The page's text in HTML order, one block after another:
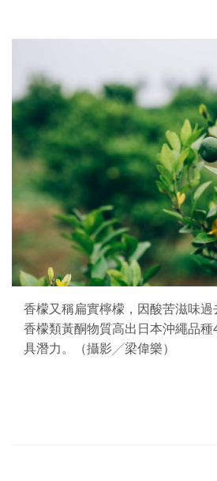
香檬又稱扁實檸檬，因酸苦滋味
香檬類黃酮物質高出日本沖繩品
具潛力。（攝影╱梁偉樂）